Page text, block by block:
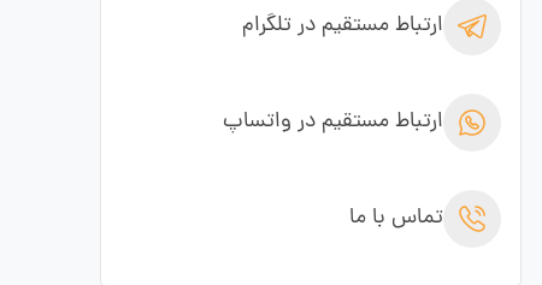
ارتباط مستقیم در تلگرام
ارتباط مستقیم در واتساپ
تماس با ما